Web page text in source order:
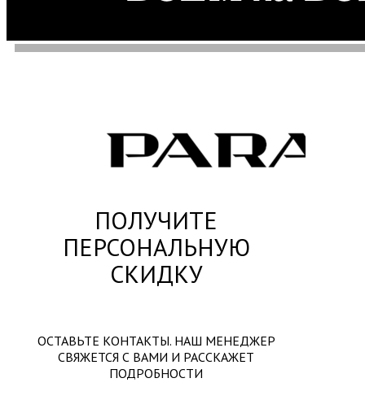
ПОЛУЧИТЕ
ПЕРСОНАЛЬНУЮ
СКИДКУ
ОСТАВЬТЕ КОНТАКТЫ. НАШ МЕНЕДЖЕР
СВЯЖЕТСЯ С ВАМИ И РАССКАЖЕТ
ПОДРОБНОСТИ